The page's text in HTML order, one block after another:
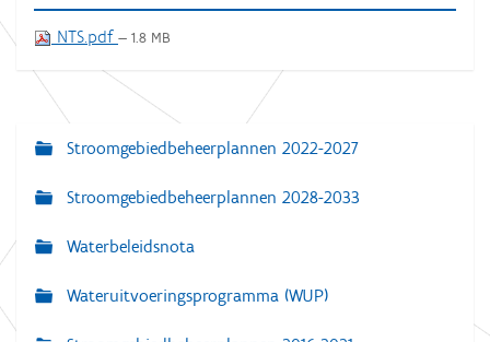
NTS.pdf — 1.8 MB
N
a
i
g
Stroomgebiedbeheerplannen 2022-2027
Stroomgebiedbeheerplannen 2028-2033
Waterbeleidsnota
Wateruitvoeringsprogramma (WUP)